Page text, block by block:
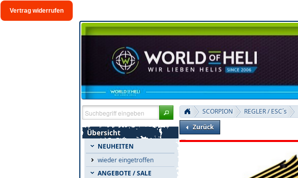
Vertrag widerrufen
Übersicht
NEUHEITEN
wieder eingetroffen
ANGEBOTE / SALE
SCORPION REGLER / ESC´s
Zurück